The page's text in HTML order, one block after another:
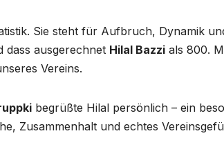
Sie steht für Aufbruch, Dynamik
dass ausgerechnet Hilal Bazzi als 800.
Vereins.
begrüßte Hilal persönlich – ein
Zusammenhalt und echtes